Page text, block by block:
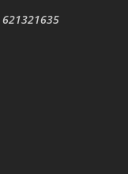
621321635